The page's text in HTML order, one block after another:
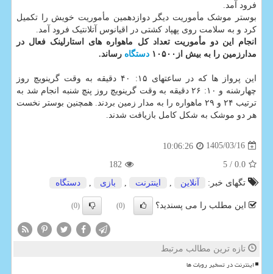
فرود آمد.
بوستر موشک مأموریت دیگر دوازدهمین مأموریت خویش را تکمیل
کرد و به سلامت روی پهپاد کشتی در اقیانوس آتلانتیک فرود آمد.
انجام این دو مأموریت تعداد کل ماهواره های استارلینک فعال در
مدارزمین را به بیش از۱۰۵۰۰
دستگاه رساند.
این پرواز ها که در ساعتهای ۱۵: ۴۰ دقیقه به وقت گرینویچ روز
چهارشنه و ۱۰: ۲۶ دقیقه به وقت گرینویچ روز پنچ شنبه انجام شد به
ترتیب ۲۴ و ۲۹ ماهواره را به مدار زمین بردند. همچنین بوستر نخست
هر دو موشک به شکل کامل بازیافت شدند.
1405/03/16
10:06:26
0.0
/ 5
182
تگهای خبر:
آنلاین , اینترنت , بازی , دستگاه
این مطلب را می پسندید؟ (0)
(0)
تازه ترین مطالب مرتبط
اینترنت در تسخیر روبات ها